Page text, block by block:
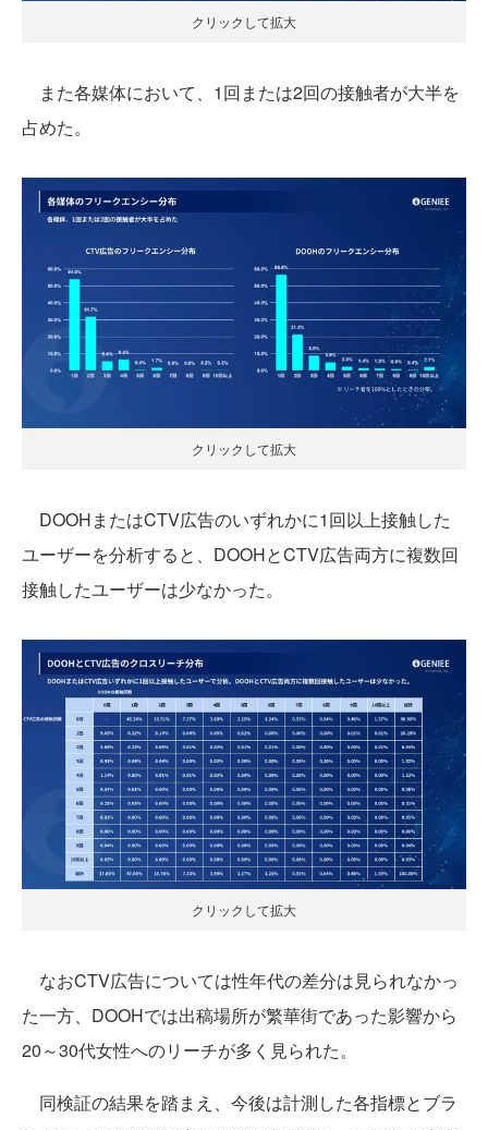
クリックして拡大
また各媒体において、1回または2回の接触者が大半を
占めた。
クリックして拡大
DOOHまたはCTV広告のいずれかに1回以上接触した
ユーザーを分析すると、DOOHとCTV広告両方に複数回
接触したユーザーは少なかった。
クリックして拡大
なおCTV広告については性年代の差分は見られなかっ
た一方、DOOHでは出稿場所が繁華街であった影響から
20～30代女性へのリーチが多く見られた。
同検証の結果を踏まえ、今後は計測した各指標とブラ